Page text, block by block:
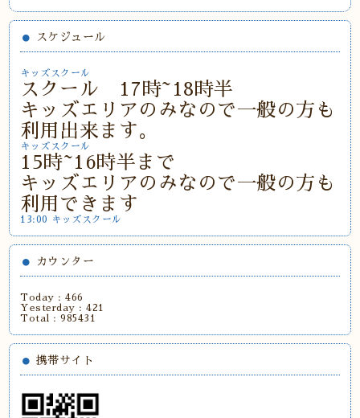
スケジュール
キッズスクール
スクール 17時~18時半
キッズエリアのみなので一般の方も
利用出来ます。
キッズスクール
15時~16時半まで
キッズエリアのみなので一般の方も
利用できます
13:00 キッズスクール
カウンター
Today :466
Yesterday :421
Total :985431
携帯サイト